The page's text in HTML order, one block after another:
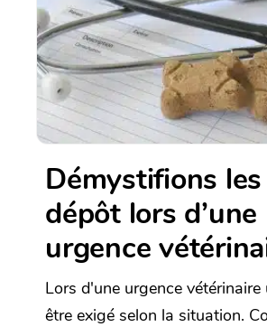
Démystifions
dépôt lors d’une
urgence
Lors d'une urgence
être exigé selon la situation.